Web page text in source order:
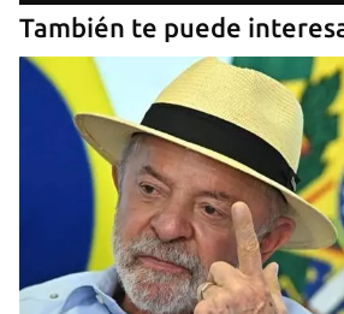
También te puede